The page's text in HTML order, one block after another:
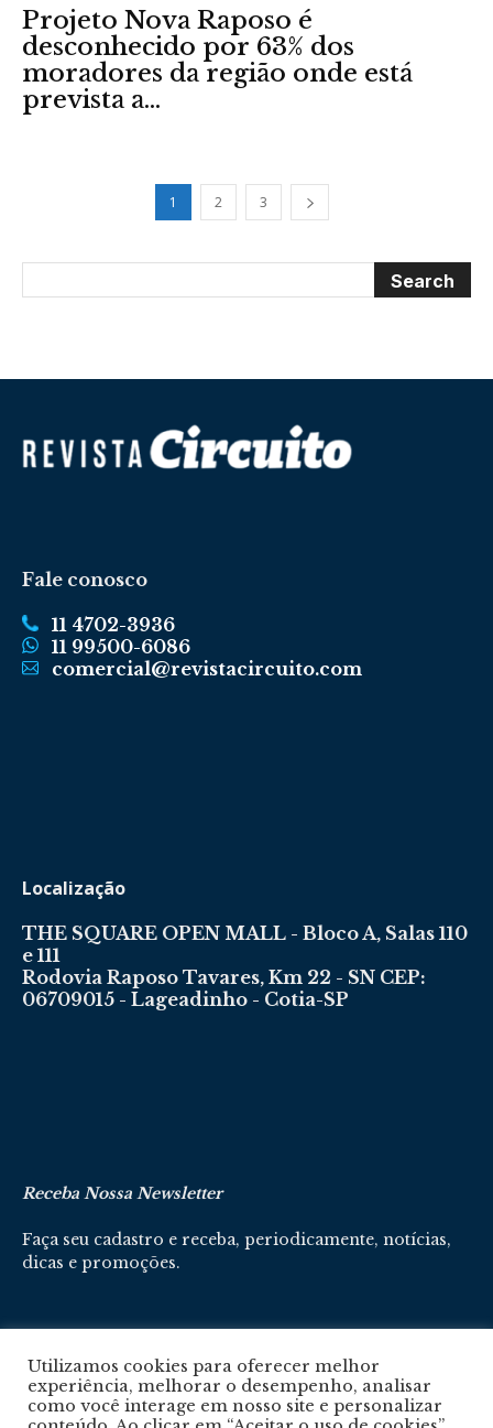
Projeto Nova Raposo é
desconhecido por 63% dos
moradores da região onde está
prevista a...
1 2 3
Fale conosco
11 4702-3936
11 99500-6086
comercial@revistacircuito.com
Localização
THE SQUARE OPEN MALL - Bloco A, Salas 110
e 111
Rodovia Raposo Tavares, Km 22 - SN CEP:
06709015 - Lageadinho - Cotia-SP
Receba Nossa Newsletter
Faça seu cadastro e receba, periodicamente, notícias,
dicas e promoções.
Cadastre-se aqui
Utilizamos cookies para oferecer melhor
experiência, melhorar o desempenho, analisar
como você interage em nosso site e personalizar